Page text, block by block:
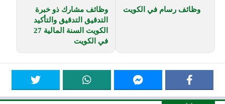
وظائف رسام في الكويت
وظائف مشارك ذو خبرة
التدقيق التدقيق والتأكيد
الكويت السنة المالية 27
في الكويت